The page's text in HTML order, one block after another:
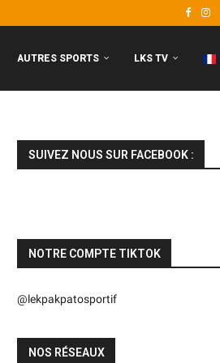
AUTRES SPORTS LKS TV
SUIVEZ NOUS SUR FACEBOOK :
NOTRE COMPTE TIKTOK
@lekpakpatosportif
NOS RÉSEAUX